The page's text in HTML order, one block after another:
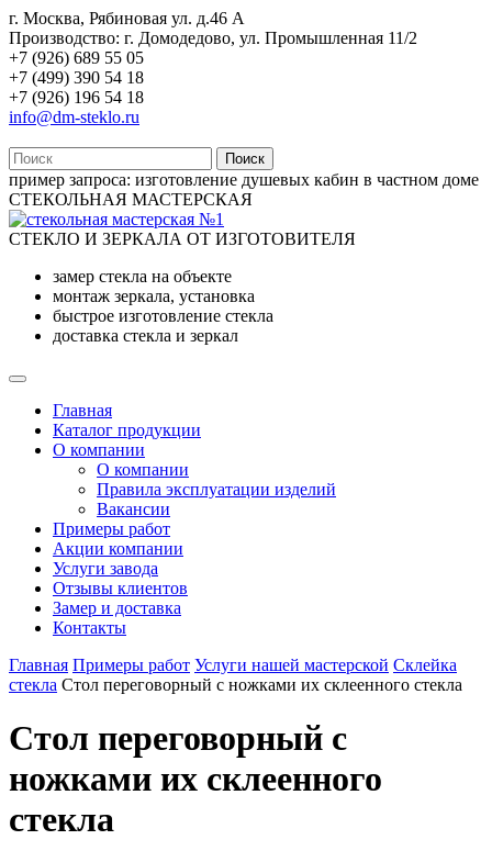
г. Москва, Рябиновая ул. д.46 А
Производство: г. Домодедово, ул. Промышленная 11/2
+7 (926) 689 55 05
+7 (499) 390 54 18
+7 (926) 196 54 18
info@dm-steklo.ru
Поиск
пример запроса: изготовление душевых кабин в частном доме
СТЕКОЛЬНАЯ МАСТЕРСКАЯ
СТЕКЛО И ЗЕРКАЛА ОТ ИЗГОТОВИТЕЛЯ
замер стекла на объекте
монтаж зеркала, установка
быстрое изготовление стекла
доставка стекла и зеркал
Главная
Каталог продукции
О компании
О компании
Правила эксплуатации изделий
Вакансии
Примеры работ
Акции компании
Услуги завода
Отзывы клиентов
Замер и доставка
Контакты
Главная Примеры работ Услуги нашей мастерской Склейка
стекла Стол переговорный с ножками их склеенного стекла
Стол переговорный с
ножками их склеенного
стекла